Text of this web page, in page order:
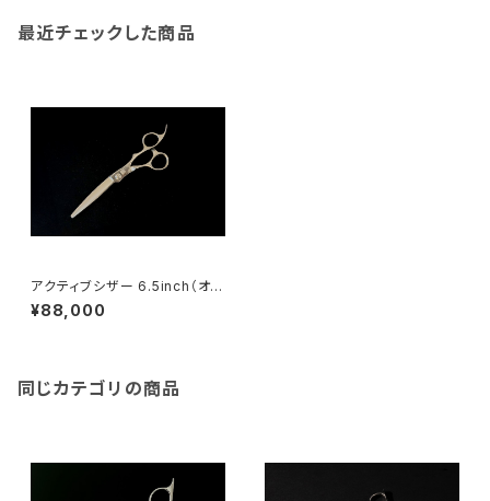
最近チェックした商品
アクティブシザー 6.5inch（オフ
セット）
¥88,000
同じカテゴリの商品